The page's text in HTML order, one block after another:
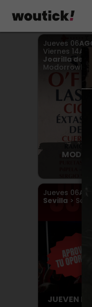
Jueves 06
Viernes 14
Joarilla de
Modorrowland
Jueves 06
Sevilla > Sala
JUEVEN